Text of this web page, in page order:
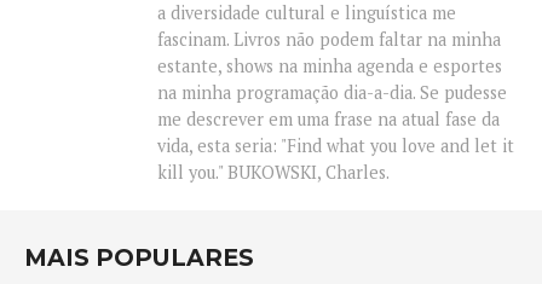
a diversidade cultural e linguística me
fascinam. Livros não podem faltar na minha
estante, shows na minha agenda e esportes
na minha programação dia-a-dia. Se pudesse
me descrever em uma frase na atual fase da
vida, esta seria: "Find what you love and let it
kill you." BUKOWSKI, Charles.
MAIS POPULARES